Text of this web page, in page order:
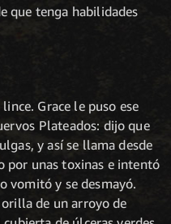
que tenga habilidades
Grace le puso ese
Plateados: dijo que
y así se llama desde
por unas toxinas e intentó
vomitó y se desmayó.
de un arroyo de